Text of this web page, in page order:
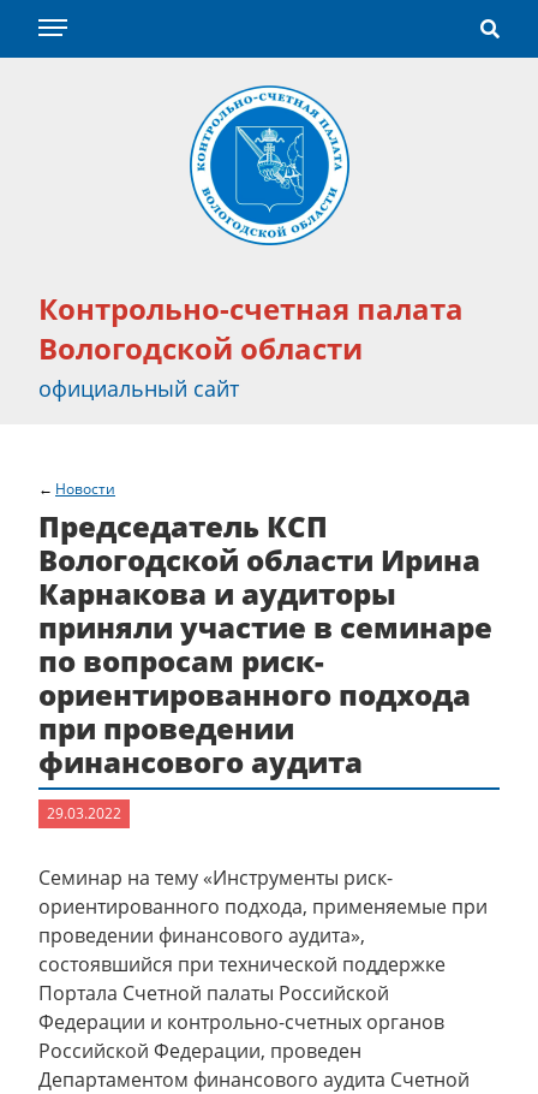
Контрольно-счетная палата
Вологодской области
официальный сайт
Новости
Председатель КСП
Вологодской области Ирина
Карнакова и аудиторы
приняли участие в семинаре
по вопросам риск-
ориентированного подхода
при проведении
финансового аудита
29.03.2022
Семинар на тему «Инструменты риск-
ориентированного подхода, применяемые при
проведении финансового аудита»,
состоявшийся при технической поддержке
Портала Счетной палаты Российской
Федерации и контрольно-счетных органов
Российской Федерации, проведен
Департаментом финансового аудита Счетной